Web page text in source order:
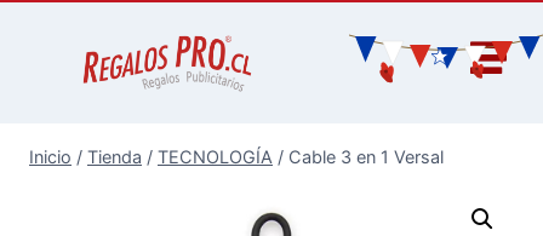
Inicio / Tienda / TECNOLOGÍA / Cable 3 en 1 Versal